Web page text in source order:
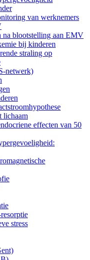
van werknemers
na blootstelling aan EMV
bij kinderen
straling op
netwerk)
lichaam
effecten van 50
stress